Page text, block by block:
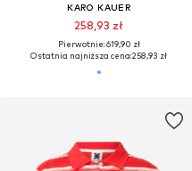
KARO KAUER
258,93 zł
Pierwotnie: 619,90 zł
Ostatnia najniższa cena:258,93 zł